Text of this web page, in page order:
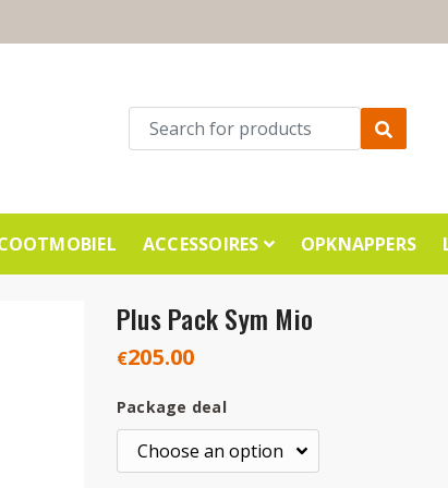
ACCESSOIRES OPKNAPPERS
Plus Pack Sym Mio
€205.00
Package deal